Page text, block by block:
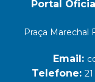
Portal
Praça Marechal
Email:
Telefone: